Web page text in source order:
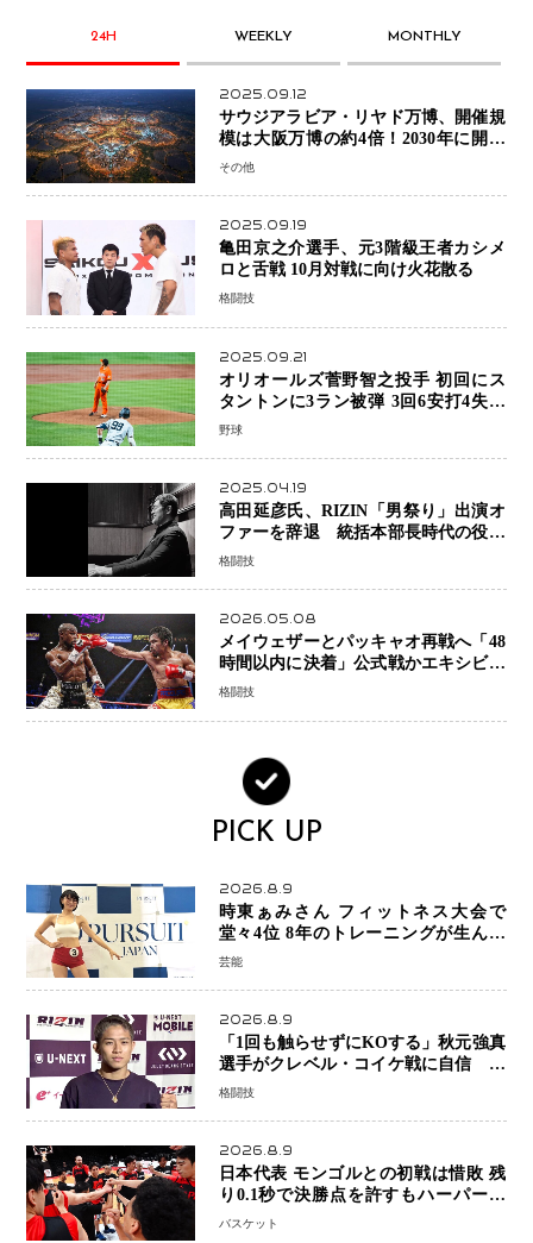
24H WEEKLY MONTHLY
2025.09.12
サウジアラビア・リヤド万博、開催規
模は大阪万博の約4倍！2030年に開幕
予定
その他
2025.09.19
亀田京之介選手、元3階級王者カシメ
格闘技
2025.09.21
オリオールズ菅野智之投手 初回にス
タントンに3ラン被弾 3回6安打4失点
で降板
野球
2025.04.19
高田延彦氏、RIZIN「男祭り」出演オ
ファーを辞退 統括本部長時代の役目
「すでに終えています」と明言
格闘技
2026.05.08
メイウェザーとパッキャオ再戦へ「48
時間以内に決着」公式戦かエキシビシ
ョンか混迷続く
格闘技
PICK UP
2026.8.9
時東ぁみさん フィットネス大会で
堂々4位 8年のトレーニングが生んだ
健康美「4位になってホッとしていま
芸能
2026.8.9
「1回も触らせずにKOする」秋元強真
選手がクレベル・コイケ戦に自信 青
木真也と2カ月の寝技対策「引き込ま
格闘技
2026.8.9
日本代表 モンゴルとの初戦は惜敗 残
り0.1秒で決勝点を許すもハーパージ
ュニア15得点 カーク18得点と存在感
バスケット